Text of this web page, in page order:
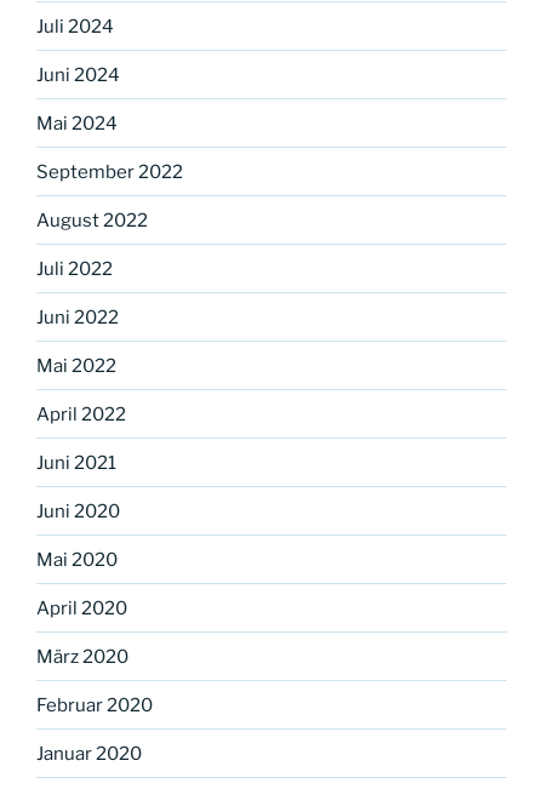
Juli 2024
Juni 2024
Mai 2024
September 2022
August 2022
Juli 2022
Juni 2022
Mai 2022
April 2022
Juni 2021
Juni 2020
Mai 2020
April 2020
März 2020
Februar 2020
Januar 2020